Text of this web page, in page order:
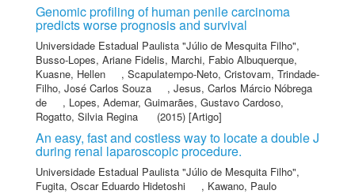
Genomic profiling of human penile carcinoma
predicts worse prognosis and survival
Universidade Estadual Paulista "Júlio de Mesquita Filho",
Busso-Lopes, Ariane Fidelis, Marchi, Fabio Albuquerque,
Kuasne, Hellen
, Scapulatempo-Neto, Cristovam, Trindade-
Filho, José Carlos Souza
, Jesus, Carlos Márcio Nóbrega
de
, Lopes, Ademar, Guimarães, Gustavo Cardoso,
Rogatto, Silvia Regina
(2015) [Artigo]
An easy, fast and costless way to locate a double J
during renal laparoscopic procedure.
Universidade Estadual Paulista "Júlio de Mesquita Filho",
Fugita, Oscar Eduardo Hidetoshi
, Kawano, Paulo